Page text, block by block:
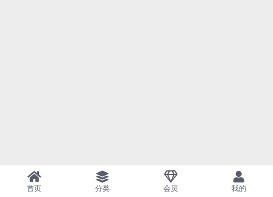
首页 分类 会员 我的